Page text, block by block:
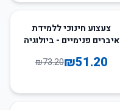
30צעצוע חינוכי ללמידת
איברים פנימיים - ביולוגיה
₪51.20
₪73.20